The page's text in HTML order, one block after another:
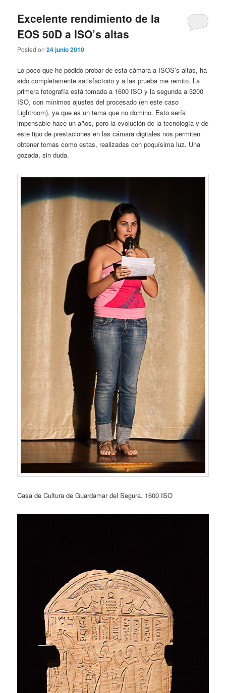
Excelente rendimiento de la
EOS 50D a ISO’s altas
Posted on24 junio 2010
Lo poco que he podido probar de esta cámara a ISOS’s altas, ha
sido completamente satisfactorio y a las prueba me remito. La
primera fotografía está tomada a 1600 ISO y la segunda a 3200
ISO, con mínimos ajustes del procesado (en este caso
Lightroom), ya que es un tema que no domino. Esto sería
impensable hace un años, pero la evolución de la tecnología y de
este tipo de prestaciones en las cámara digitales nos permiten
obtener tomas como estas, realizadas con poquísima luz. Una
gozada, sin duda.
Casa de Cultura de Guardamar del Segura. 1600 ISO